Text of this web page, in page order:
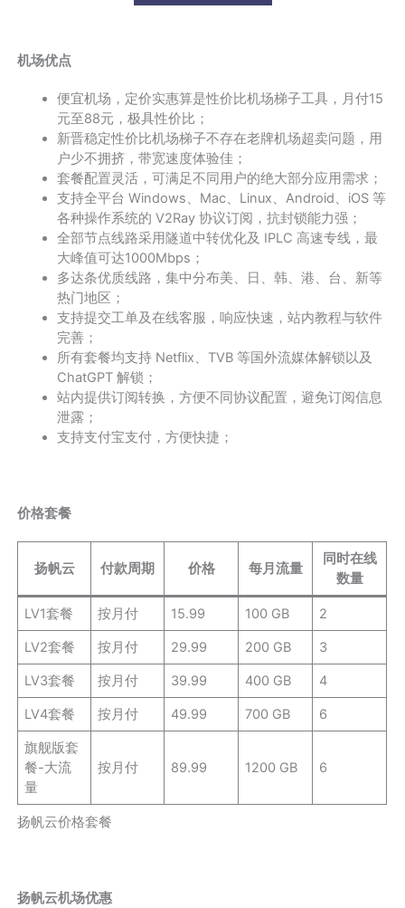
机场优点
便宜机场，定价实惠算是性价比机场梯子工具，月付15
元至88元，极具性价比；
新晋稳定性价比机场梯子不存在老牌机场超卖问题，用
户少不拥挤，带宽速度体验佳；
套餐配置灵活，可满足不同用户的绝大部分应用需求；
支持全平台 Windows、Mac、Linux、Android、iOS 等
各种操作系统的 V2Ray 协议订阅，抗封锁能力强；
全部节点线路采用隧道中转优化及 IPLC 高速专线，最
大峰值可达1000Mbps；
多达条优质线路，集中分布美、日、韩、港、台、新等
热门地区；
支持提交工单及在线客服，响应快速，站内教程与软件
完善；
所有套餐均支持 Netflix、TVB 等国外流媒体解锁以及
ChatGPT 解锁；
站内提供订阅转换，方便不同协议配置，避免订阅信息
泄露；
支持支付宝支付，方便快捷；
价格套餐
扬帆云 付款周期 价格 每月流量
同时在线
数量
LV1套餐 按月付 15.99 100 GB 2
LV2套餐 按月付 29.99 200 GB 3
LV3套餐 按月付 39.99 400 GB 4
LV4套餐 按月付 49.99 700 GB 6
旗舰版套
餐-大流
量
按月付 89.99 1200 GB 6
扬帆云价格套餐
扬帆云机场优惠